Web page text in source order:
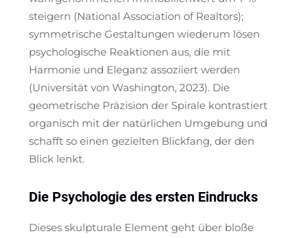
steigern (National Association of Realtors);
symmetrische Gestaltungen wiederum lösen
psychologische Reaktionen aus, die mit
Harmonie und Eleganz assoziiert werden
(Universität von Washington, 2023). Die
geometrische Präzision der Spirale kontrastiert
organisch mit der natürlichen Umgebung und
schafft so einen gezielten Blickfang, der den
Blick lenkt.
Die Psychologie des ersten Eindrucks
Dieses skulpturale Element geht über bloße